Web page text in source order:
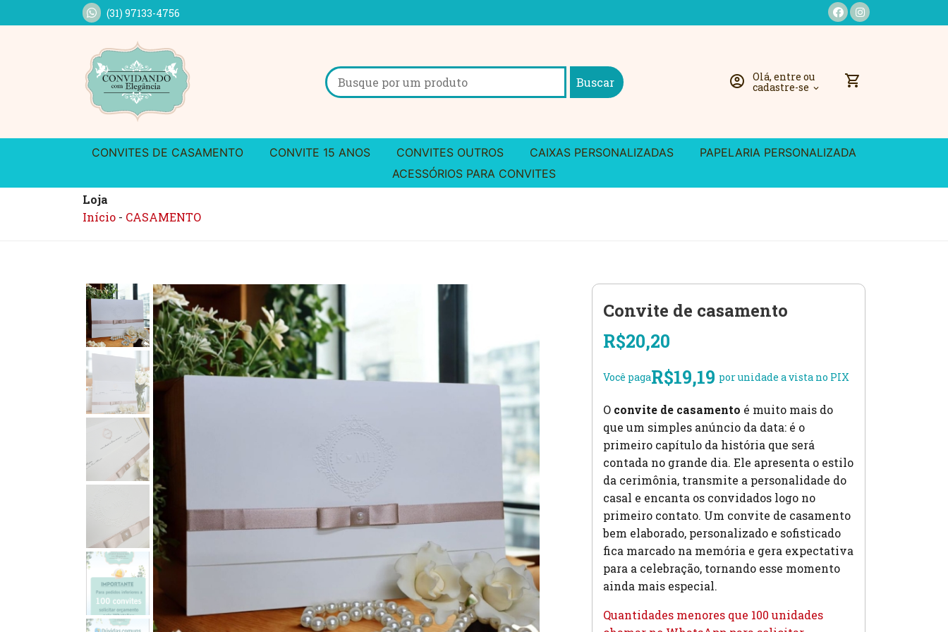
(31) 97133-4756
Search
for:
account_circle Olá, entre ou
cadastre-se expand_more shopping_cart
CONVITES DE CASAMENTO CONVITE 15 ANOS CONVITES OUTROS CAIXAS PERSONALIZADAS
PAPELARIA PERSONALIZADA
ACESSÓRIOS PARA CONVITES
Loja
Início - CASAMENTO
Convite de casamento
R$20,20
Você pagaR$19,19 por unidade a vista no PIX
O convite de casamento é muito mais do
que um simples anúncio da data: é o
primeiro capítulo da história que será
contada no grande dia. Ele apresenta o estilo
da cerimônia, transmite a personalidade do
casal e encanta os convidados logo no
primeiro contato. Um convite de casamento
bem elaborado, personalizado e sofisticado
fica marcado na memória e gera expectativa
para a celebração, tornando esse momento
ainda mais especial.
Quantidades menores que 100 unidades